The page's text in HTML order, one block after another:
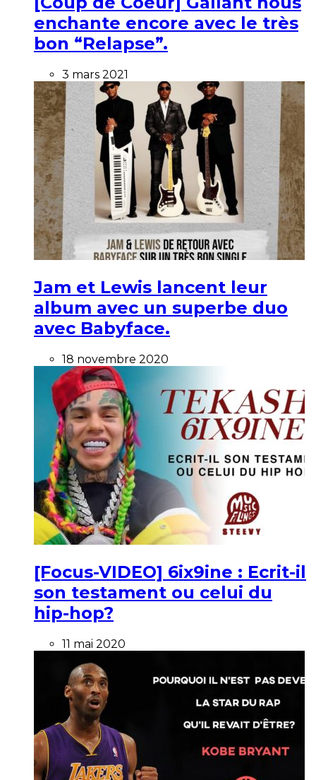
enchante encore avec le très
bon “Relapse”.
3 mars 2021
Jam et Lewis lancent leur
album avec un superbe duo
avec Babyface.
18 novembre 2020
[Focus-VIDEO] 6ix9ine : Ecrit-il
son testament ou celui du
hip-hop?
11 mai 2020